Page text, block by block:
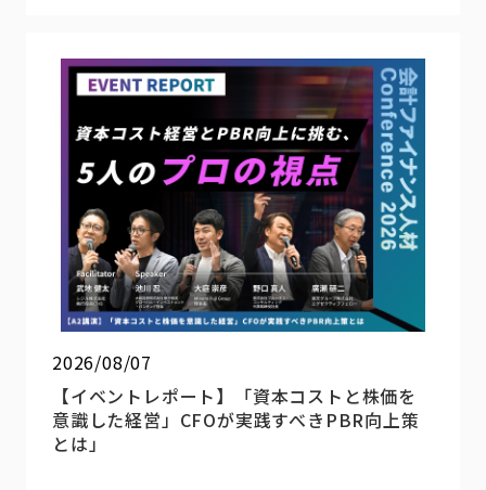
2026/08/07
【イベントレポート】「資本コストと株価を
意識した経営」CFOが実践すべきPBR向上策
とは」